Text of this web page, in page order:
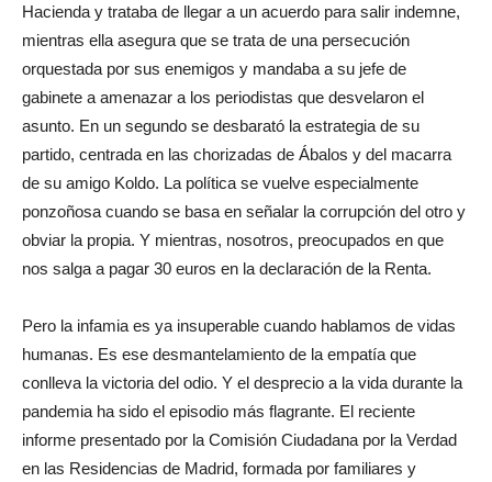
Hacienda y trataba de llegar a un acuerdo para salir indemne,
mientras ella asegura que se trata de una persecución
orquestada por sus enemigos y mandaba a su jefe de
gabinete a amenazar a los periodistas que desvelaron el
asunto. En un segundo se desbarató la estrategia de su
partido, centrada en las chorizadas de Ábalos y del macarra
de su amigo Koldo. La política se vuelve especialmente
ponzoñosa cuando se basa en señalar la corrupción del otro y
obviar la propia. Y mientras, nosotros, preocupados en que
nos salga a pagar 30 euros en la declaración de la Renta.
Pero la infamia es ya insuperable cuando hablamos de vidas
humanas. Es ese desmantelamiento de la empatía que
conlleva la victoria del odio. Y el desprecio a la vida durante la
pandemia ha sido el episodio más flagrante. El reciente
informe presentado por la Comisión Ciudadana por la Verdad
en las Residencias de Madrid, formada por familiares y